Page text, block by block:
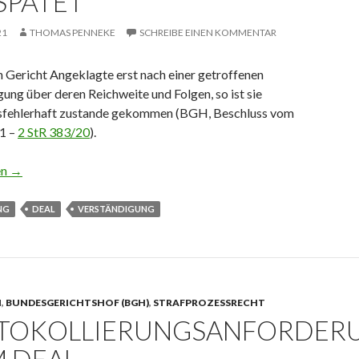
THOMAS PENNEKE SCHREIBE EINEN KOMMENTAR
Gericht Angeklagte erst nach einer getroffenen
über deren Reichweite und Folgen, so ist sie
zustande gekommen (BGH, Beschluss vom
– 2 StR 383/20).
nach getroffener Verständigung ist verspätet
→
DEAL VERSTÄNDIGUNG
, BUNDESGERICHTSHOF (BGH), STRAFPROZESSRECHT